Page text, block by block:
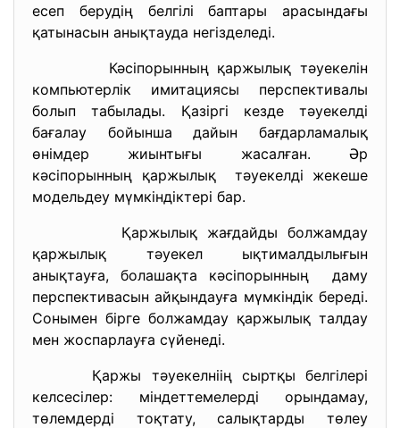
есеп берудің белгілі баптары арасындағы
қатынасын анықтауда негізделеді.
Кәсіпорынның қаржылық тәуекелін
компьютерлік имитациясы перспективалы
болып табылады. Қазіргі кезде тәуекелді
бағалау бойынша дайын бағдарламалық
өнімдер жиынтығы жасалған. Әр
кәсіпорынның қаржылық тәуекелді жекеше
модельдеу мүмкіндіктері бар.
Қаржылық жағдайды болжамдау
қаржылық тәуекел ықтималдылығын
анықтауға, болашақта кәсіпорынның даму
перспективасын айқындауға мүмкіндік береді.
Сонымен бірге болжамдау қаржылық талдау
мен жоспарлауға сүйенеді.
Қаржы тәуекелніің сыртқы белгілері
келсесілер: міндеттемелерді орындамау,
төлемдерді тоқтату, салықтарды төлеу